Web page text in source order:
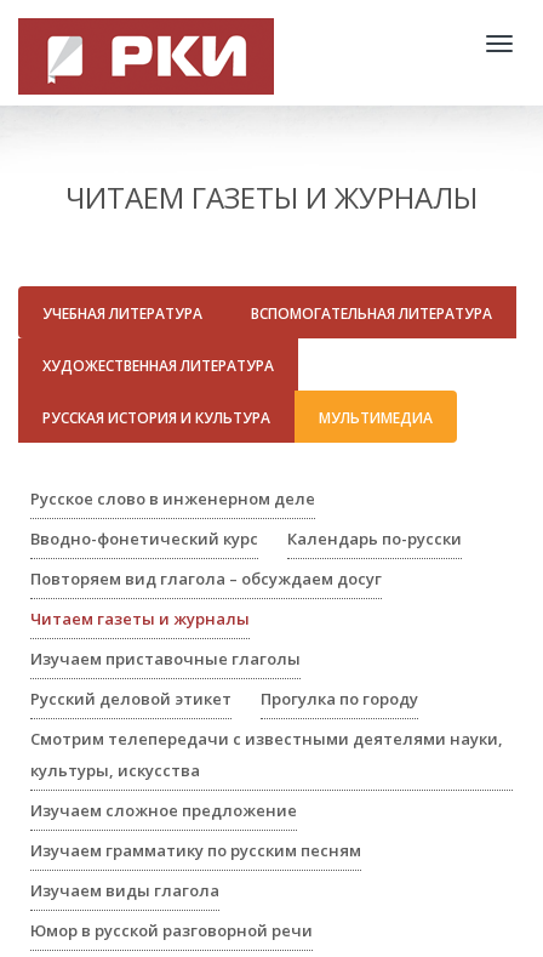
ЧИТАЕМ ГАЗЕТЫ И ЖУРНАЛЫ
УЧЕБНАЯ ЛИТЕРАТУРА ВСПОМОГАТЕЛЬНАЯ ЛИТЕРАТУРА
ХУДОЖЕСТВЕННАЯ ЛИТЕРАТУРА
РУССКАЯ ИСТОРИЯ И КУЛЬТУРА МУЛЬТИМЕДИА
Русское слово в инженерном деле
Вводно-фонетический курс
Календарь по-русски
Повторяем вид глагола – обсуждаем досуг
Читаем газеты и журналы
Изучаем приставочные глаголы
Русский деловой этикет
Прогулка по городу
Смотрим телепередачи с известными деятелями науки,
культуры, искусства
Изучаем сложное предложение
Изучаем грамматику по русским песням
Изучаем виды глагола
Юмор в русской разговорной речи